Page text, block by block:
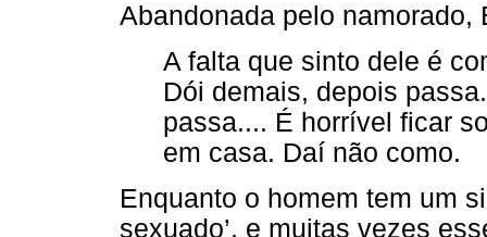
Abandonada pelo namorado,
A falta que sinto dele é
Dói demais, depois
passa.... É horrível ficar
em casa. Daí não como.
Enquanto o homem tem um
sexuado’, e muitas vezes